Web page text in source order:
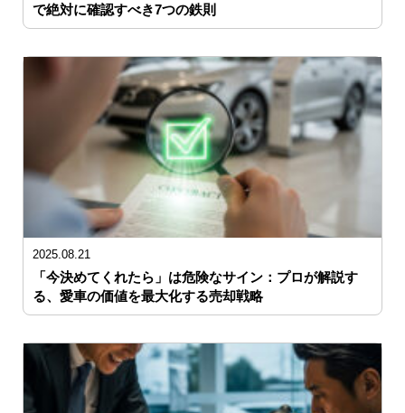
で絶対に確認すべき7つの鉄則
2025.08.21
「今決めてくれたら」は危険なサイン：プロが解説す
る、愛車の価値を最大化する売却戦略